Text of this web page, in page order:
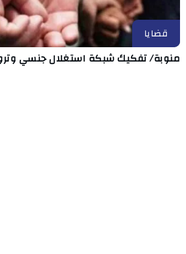
قضايا
منوبة/ تفكيك شبكة استغلال جنسي